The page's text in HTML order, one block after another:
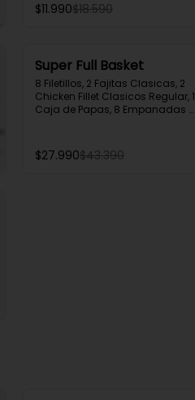
$11.990$18.590
Super Full Basket
8 Filetillos, 2 Fajitas Clasicas, 2
Chicken Fillet Clasicos Regular, 1
Caja de Papas, 8 Empanadas
$27.990$43.390